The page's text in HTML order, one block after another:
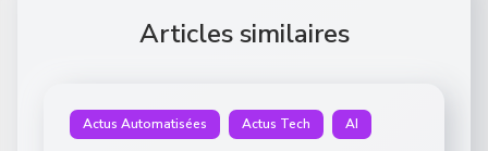
Articles similaires
Actus Automatisées Actus Tech AI